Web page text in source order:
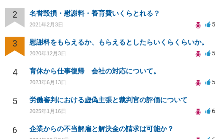
2 名誉毀損・慰謝料・養育費いくらとれる？
2021年2月3日 5
3 慰謝料をもらえるか、もらえるとしたらいくらくらいか。
2020年12月3日 5
4 育休から仕事復帰 会社の対応について。
2023年6月13日 5
5 労働審判における虚偽主張と裁判官の評価について
2025年1月16日 6
6 企業からの不当解雇と解決金の請求は可能か？